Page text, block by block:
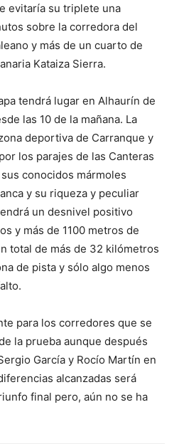
evitaría su triplete una
sobre la corredora del
y más de un cuarto de
Kataiza Sierra.
tendrá lugar en Alhaurín de
las 10 de la mañana. La
deportiva de Carranque y
los parajes de las Canteras
conocidos mármoles
y su riqueza y peculiar
un desnivel positivo
y más de 1100 metros de
total de más de 32 kilómetros
de pista y sólo algo menos
para los corredores que se
la prueba aunque después
García y Rocío Martín en
alcanzadas será
final pero, aún no se ha